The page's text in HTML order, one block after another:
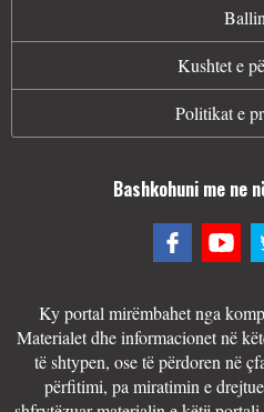
Kushtet e
Politikat e
Bashkohuni me ne
Ky portal mirëmbahet nga
Materialet dhe informacionet në
të shtypen, ose të përdoren në
përfitimi, pa miratimin e